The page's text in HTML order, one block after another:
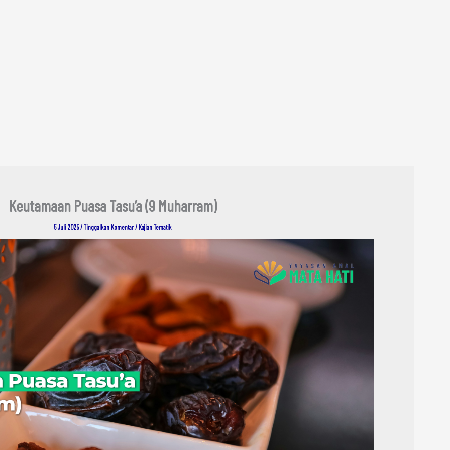
Keutamaan Puasa Tasu’a (9 Muharram)
5 Juli 2025/Tinggalkan Komentar / Kajian Tematik